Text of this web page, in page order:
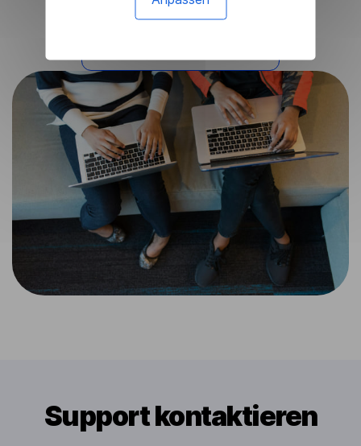
Ich brauche diese Lösung
Support kontaktieren